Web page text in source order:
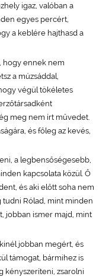
igaz, valóban a
egyes percért,
a keblére hajthasd a
hogy ennek nem
a múzsáddal,
végül tökéletes
meg nem írt művedet.
és főleg az kevés,
a legbensőségesebb,
kapcsolata közül. Ő
és aki előtt soha nem
tudni Rólad, mint minden
jobban ismer majd, mint
jobban megért, és
támogat, bármihez is
kényszeríteni, zsarolni